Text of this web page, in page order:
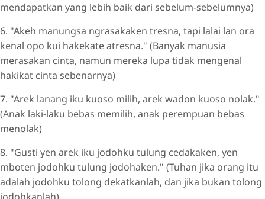
mendapatkan yang lebih baik dari sebelum-sebelumnya)
6. "Akeh manungsa ngrasakaken tresna, tapi lalai lan ora
kenal opo kui hakekate atresna." (Banyak manusia
merasakan cinta, namun mereka lupa tidak mengenal
hakikat cinta sebenarnya)
7. "Arek lanang iku kuoso milih, arek wadon kuoso nolak."
(Anak laki-laku bebas memilih, anak perempuan bebas
menolak)
8. "Gusti yen arek iku jodohku tulung cedakaken, yen
mboten jodohku tulung jodohaken." (Tuhan jika orang itu
adalah jodohku tolong dekatkanlah, dan jika bukan tolong